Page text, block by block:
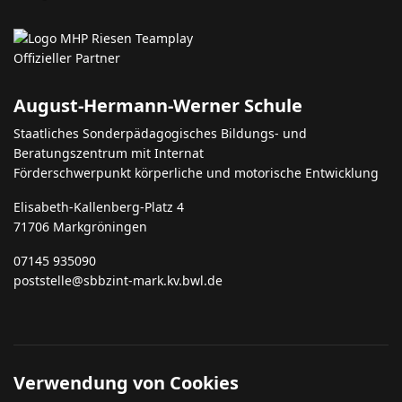
August-Hermann-Werner Schule
Staatliches Sonderpädagogisches Bildungs- und
Beratungszentrum mit Internat
Förderschwerpunkt körperliche und motorische Entwicklung
Elisabeth-Kallenberg-Platz 4
71706 Markgröningen
07145 935090
poststelle@sbbzint-mark.kv.bwl.de
Verwendung von Cookies